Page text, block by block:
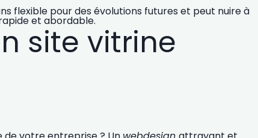
flexible pour des évolutions futures et peut nuire à
et abordable.
site vitrine